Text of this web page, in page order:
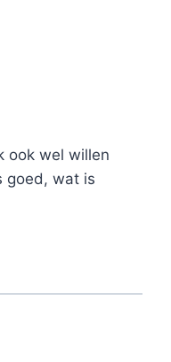
ook wel willen
goed, wat is